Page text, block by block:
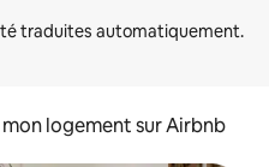
logement sur Airbnb